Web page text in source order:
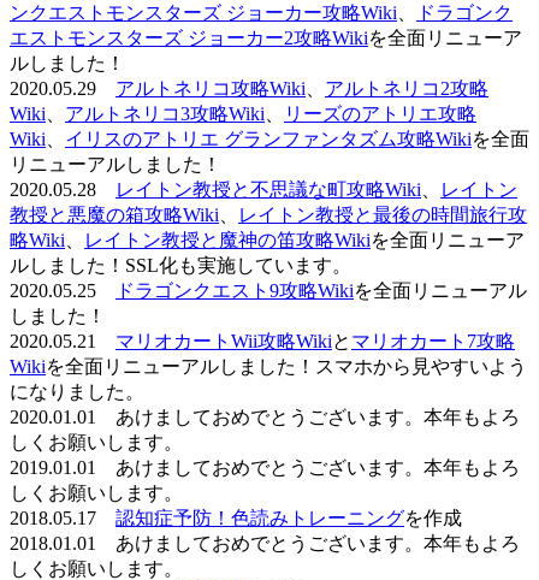
ンクエストモンスターズ ジョーカー攻略Wiki
ドラゴンク
エストモンスターズ ジョーカー2攻略Wikiを全面リニューア
ルしました！
2020.05.29 アルトネリコ攻略Wiki
アルトネリコ2攻略
Wiki
アルトネリコ3攻略Wiki
リーズのアトリエ攻略
Wiki
イリスのアトリエ グランファンタズム攻略Wikiを全面
リニューアルしました！
2020.05.28
レイトン教授と不思議な町攻略Wiki
レイトン
教授と悪魔の箱攻略Wiki
レイトン教授と最後の時間旅行攻
略Wiki
レイトン教授と魔神の笛攻略Wikiを全面リニューア
ルしました！SSL化も実施しています。
2020.05.25
ドラゴンクエスト9攻略Wikiを全面リニューアル
しました！
2020.05.21 マリオカートWii攻略Wikiと マリオカート7攻略
Wikiを全面リニューアルしました！スマホから見やすいよう
になりました。
2020.01.01 あけましておめでとうございます。本年もよろ
しくお願いします。
2019.01.01 あけましておめでとうございます。本年もよろ
しくお願いします。
2018.05.17 認知症予防！色読みトレーニングを作成
2018.01.01 あけましておめでとうございます。本年もよろ
しくお願いします。